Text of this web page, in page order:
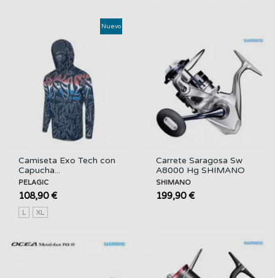
Camiseta Exo Tech con
Capucha...
PELAGIC
108,90 €
L XL
Nuevo
Carrete Saragosa Sw
A8000 Hg SHIMANO
SHIMANO
199,90 €